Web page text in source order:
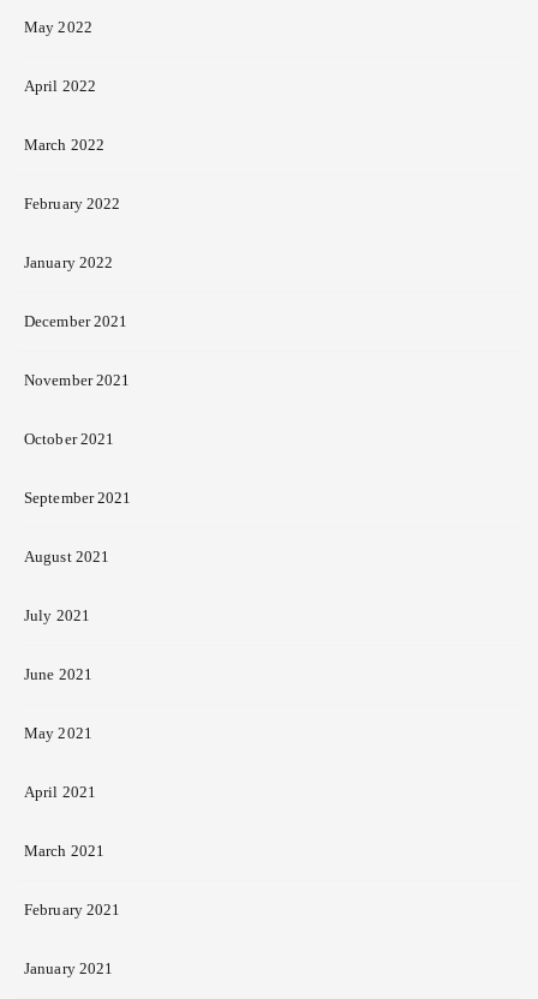
May 2022
April 2022
March 2022
February 2022
January 2022
December 2021
November 2021
October 2021
September 2021
August 2021
July 2021
June 2021
May 2021
April 2021
March 2021
February 2021
January 2021